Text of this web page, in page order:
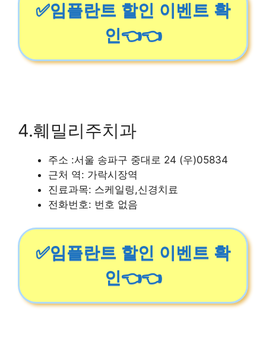
✅임플란트 할인 이벤트 확
인👈👈
4.훼밀리주치과
주소 :서울 송파구 중대로 24 (우)05834
근처 역: 가락시장역
진료과목: 스케일링,신경치료
전화번호: 번호 없음
✅임플란트 할인 이벤트 확
인👈👈